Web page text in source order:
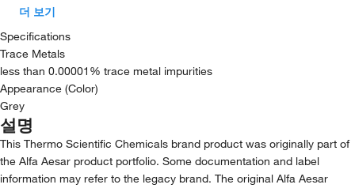
더 보기
Specifications
Trace Metals
less than 0.00001% trace metal impurities
Appearance (Color)
Grey
설명
This Thermo Scientific Chemicals brand product was originally part of
the Alfa Aesar product portfolio. Some documentation and label
information may refer to the legacy brand. The original Alfa Aesar